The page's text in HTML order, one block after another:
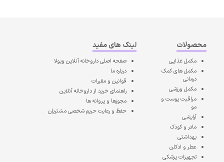
محصولات
مکمل غذایی
مکمل های کمک
درمانی
مکمل ورزشی
مراقبت پوست و
مو
آرایشی
مادر و کودک
بهداشتی
عطر و ادکلن
تجهیزات پزشکی
لینک های مفید
صفحه اصلیداروخانه آنلاین ویولا
درباره ما
قوانین و مقررات
راهنمای خرید از داروخانه آنلاین
مجوزها و پروانه ها
حفظ و رعایت حریم شخصی مشتریان